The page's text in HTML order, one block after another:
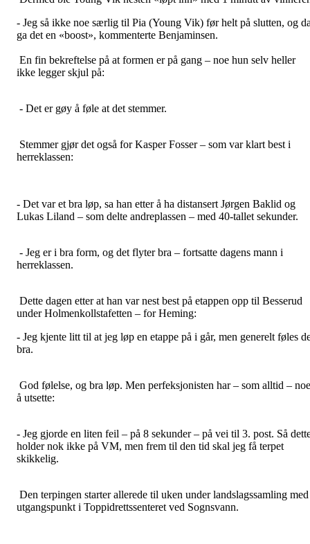
- Jeg så ikke noe særlig til Pia (Young Vik) før helt på slutten, og
ga det en «boost», kommenterte Benjaminsen.
En fin bekreftelse på at formen er på gang – noe hun selv heller
ikke legger skjul på:
- Det er gøy å føle at det stemmer.
Stemmer gjør det også for Kasper Fosser – som var klart best i
herreklassen:
- Det var et bra løp, sa han etter å ha distansert Jørgen Baklid og
Lukas Liland – som delte andreplassen – med 40-tallet sekunder.
- Jeg er i bra form, og det flyter bra – fortsatte dagens mann i
herreklassen.
Dette dagen etter at han var nest best på etappen opp til Besserud
under Holmenkollstafetten – for Heming:
- Jeg kjente litt til at jeg løp en etappe på i går, men generelt føles
bra.
God følelse, og bra løp. Men perfeksjonisten har – som alltid – noe
å utsette:
- Jeg gjorde en liten feil – på 8 sekunder – på vei til 3. post. Så
holder nok ikke på VM, men frem til den tid skal jeg få terpet
skikkelig.
Den terpingen starter allerede til uken under landslagssamling med
utgangspunkt i Toppidrettssenteret ved Sognsvann.